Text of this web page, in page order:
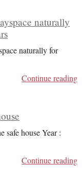
naturally
naturally for
Continue reading
safe house Year :
Continue reading